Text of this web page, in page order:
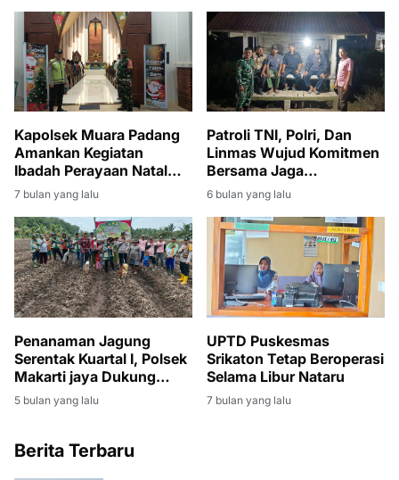
Kapolsek Muara Padang
Amankan Kegiatan
Ibadah Perayaan Natal
Tahun 2025
7 bulan yang lalu
Patroli TNI, Polri, Dan
Linmas Wujud Komitmen
Bersama Jaga
Kamtibmas Desa Bintaran
6 bulan yang lalu
Penanaman Jagung
Serentak Kuartal I, Polsek
Makarti jaya Dukung
Swasembada Pangan
5 bulan yang lalu
UPTD Puskesmas
Srikaton Tetap Beroperasi
Selama Libur Nataru
7 bulan yang lalu
Berita Terbaru